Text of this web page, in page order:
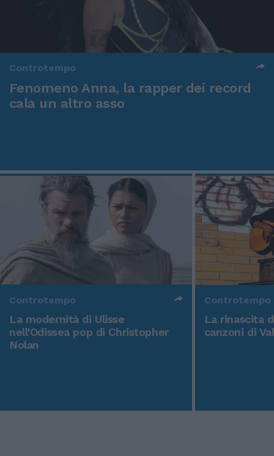
Controtempo
Fenomeno Anna, la rapper dei record
cala un altro asso
Controtempo
La modernità di Ulisse
nell'Odissea pop di Christopher
Nolan
Controtempo
La rinascita
canzoni di